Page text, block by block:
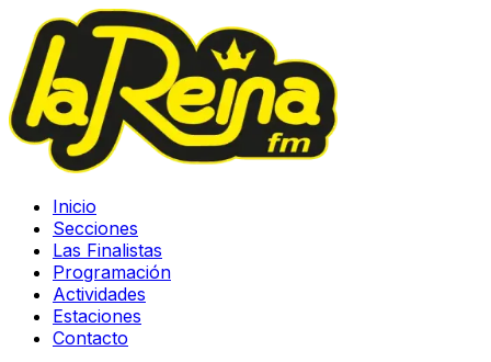
Inicio
Secciones
Las Finalistas
Programación
Actividades
Estaciones
Contacto